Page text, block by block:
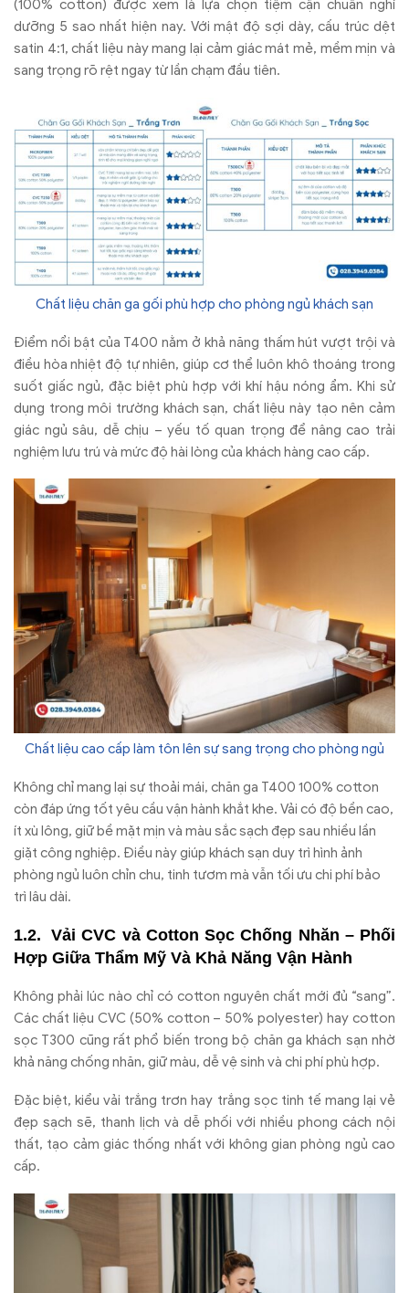
(100% cotton) được xem là lựa chọn tiệm cận chuẩn nghỉ
dưỡng 5 sao nhất hiện nay. Với mật độ sợi dày, cấu trúc dệt
satin 4:1, chất liệu này mang lại cảm giác mát mẻ, mềm mịn và
sang trọng rõ rệt ngay từ lần chạm đầu tiên.
Chất liệu chăn ga gối phù hợp cho phòng ngủ khách sạn
Điểm nổi bật của T400 nằm ở khả năng thấm hút vượt trội và
điều hòa nhiệt độ tự nhiên, giúp cơ thể luôn khô thoáng trong
suốt giấc ngủ, đặc biệt phù hợp với khí hậu nóng ẩm. Khi sử
dụng trong môi trường khách sạn, chất liệu này tạo nên cảm
giác ngủ sâu, dễ chịu – yếu tố quan trọng để nâng cao trải
nghiệm lưu trú và mức độ hài lòng của khách hàng cao cấp.
Chất liệu cao cấp làm tôn lên sự sang trọng cho phòng ngủ
Không chỉ mang lại sự thoải mái, chăn ga T400 100% cotton
còn đáp ứng tốt yêu cầu vận hành khắt khe. Vải có độ bền cao,
ít xù lông, giữ bề mặt mịn và màu sắc sạch đẹp sau nhiều lần
giặt công nghiệp. Điều này giúp khách sạn duy trì hình ảnh
phòng ngủ luôn chỉn chu, tinh tươm mà vẫn tối ưu chi phí bảo
trì lâu dài.
Vải CVC và Cotton Sọc Chống Nhăn – Phối
Hợp Giữa Thẩm Mỹ Và Khả Năng Vận Hành
Không phải lúc nào chỉ có cotton nguyên chất mới đủ “sang”.
Các chất liệu CVC (50% cotton – 50% polyester) hay cotton
sọc T300 cũng rất phổ biến trong bộ chăn ga khách sạn nhờ
khả năng chống nhăn, giữ màu, dễ vệ sinh và chi phí phù hợp.
Đặc biệt, kiểu vải trắng trơn hay trắng sọc tinh tế mang lại vẻ
đẹp sạch sẽ, thanh lịch và dễ phối với nhiều phong cách nội
thất, tạo cảm giác thống nhất với không gian phòng ngủ cao
cấp.